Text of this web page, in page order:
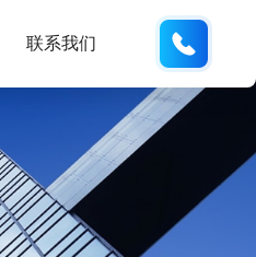
联系我们